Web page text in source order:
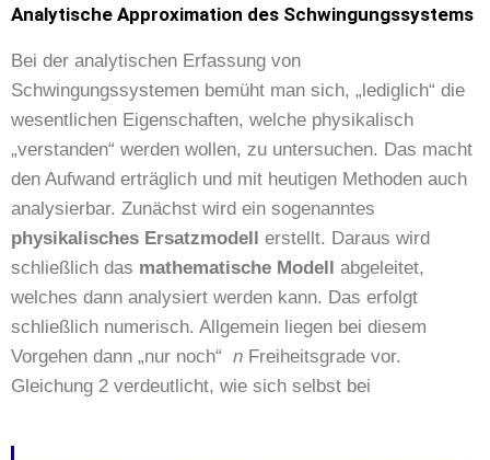
Analytische Approximation des Schwingungssystems
Bei der analytischen Erfassung von
Schwingungssystemen bemüht man sich, „lediglich“ die
wesentlichen Eigenschaften, welche physikalisch
„verstanden“ werden wollen, zu untersuchen. Das macht
den Aufwand erträglich und mit heutigen Methoden auch
analysierbar. Zunächst wird ein sogenanntes
physikalisches Ersatzmodell erstellt. Daraus wird
schließlich das mathematische Modell abgeleitet,
welches dann analysiert werden kann. Das erfolgt
schließlich numerisch. Allgemein liegen bei diesem
Vorgehen dann „nur noch“ n Freiheitsgrade vor.
Gleichung 2 verdeutlicht, wie sich selbst bei